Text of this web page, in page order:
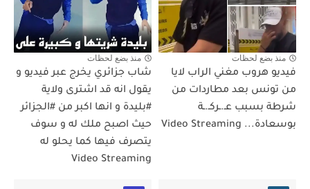
منذ بضع لحظات
فيديو هروب مغني الراب لايا
من تونس بعد مطاردات من
شرطة بسبب عـ.ـركـ.ـة
بوسعادة... Video Streaming
منذ بضع لحظات
شاب جزائري يخرج عبر فيديو و
يقول انه قد اشترى ولاية
#بليدة و انها اكبر من #الجزائر
حيث اصبح ملك له و سوف
يتصرف فيها كما يحلو له
Video Streaming